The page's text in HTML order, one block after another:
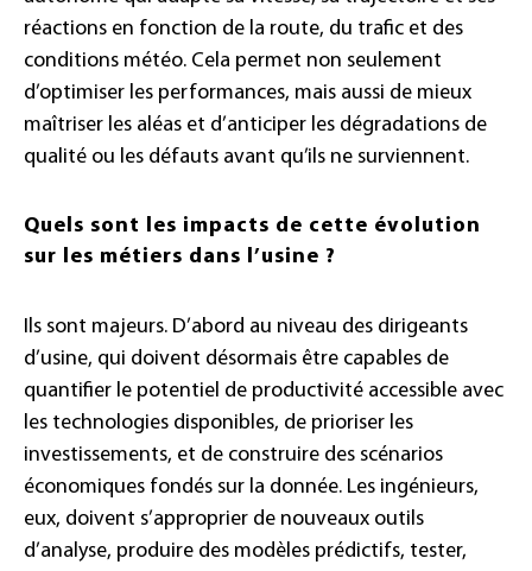
réactions en fonction de la route, du trafic et des
conditions météo. Cela permet non seulement
d’optimiser les performances, mais aussi de mieux
maîtriser les aléas et d’anticiper les dégradations de
qualité ou les défauts avant qu’ils ne surviennent.
Quels sont les impacts de cette évolution
sur les métiers dans l’usine ?
Ils sont majeurs. D’abord au niveau des dirigeants
d’usine, qui doivent désormais être capables de
quantifier le potentiel de productivité accessible avec
les technologies disponibles, de prioriser les
investissements, et de construire des scénarios
économiques fondés sur la donnée. Les ingénieurs,
eux, doivent s’approprier de nouveaux outils
d’analyse, produire des modèles prédictifs, tester,